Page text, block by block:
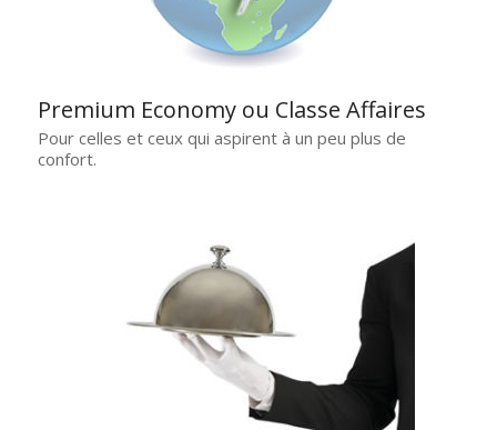
Premium Economy ou Classe Affaires
Pour celles et ceux qui aspirent à un peu plus de
confort.